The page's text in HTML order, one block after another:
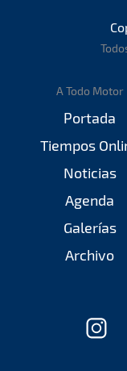
A Todo Motor
Portada
Tiempos
Noticias
Agenda
Galerías
Archivo